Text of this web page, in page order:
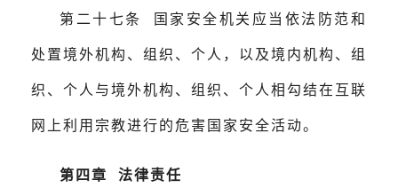
第二十七条 国家安全机关应当依法防范和
处置境外机构、组织、个人，以及境内机构、组
织、个人与境外机构、组织、个人相勾结在互联
网上利用宗教进行的危害国家安全活动。
第四章 法律责任